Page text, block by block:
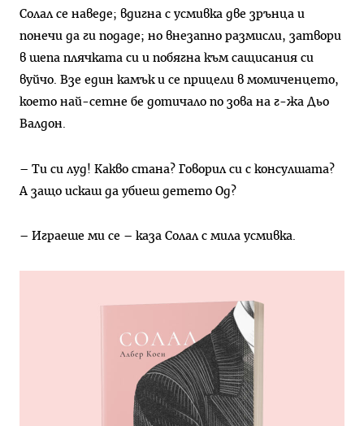
Солал се наведе; вдигна с усмивка две зрънца и
понечи да ги подаде; но внезапно размисли, затвори
в шепа плячката си и побягна към сащисания си
вуйчо. Взе един камък и се прицели в момиченцето,
което най-сетне бе дотичало по зова на г-жа Дьо
Валдон.
– Ти си луд! Какво стана? Говорил си с консулшата?
А защо искаш да убиеш детето Од?
– Играеше ми се – каза Солал с мила усмивка.